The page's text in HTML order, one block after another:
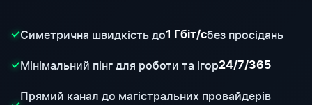
✓Симетрична швидкість до1 Гбіт/сбез просідань
✓Мінімальний пінг для роботи та ігор24/7/365
Прямий канал до магістральних провайдерів